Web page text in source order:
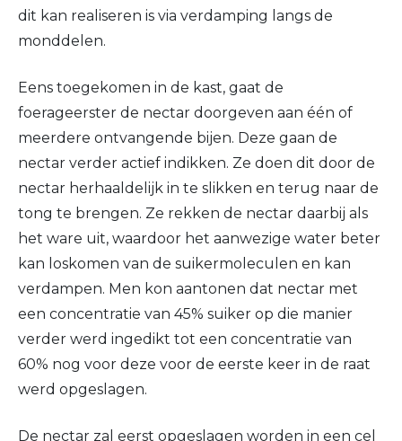
dit kan realiseren is via verdamping langs de
monddelen.
Eens toegekomen in de kast, gaat de
foerageerster de nectar doorgeven aan één of
meerdere ontvangende bijen. Deze gaan de
nectar verder actief indikken. Ze doen dit door de
nectar herhaaldelijk in te slikken en terug naar de
tong te brengen. Ze rekken de nectar daarbij als
het ware uit, waardoor het aanwezige water beter
kan loskomen van de suikermoleculen en kan
verdampen. Men kon aantonen dat nectar met
een concentratie van 45% suiker op die manier
verder werd ingedikt tot een concentratie van
60% nog voor deze voor de eerste keer in de raat
werd opgeslagen.
De nectar zal eerst opgeslagen worden in een cel